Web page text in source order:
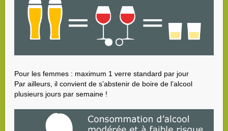
Pour les femmes : maximum 1 verre standard par jour
Par ailleurs, il convient de s’abstenir de boire de l’alcool
plusieurs jours par semaine !